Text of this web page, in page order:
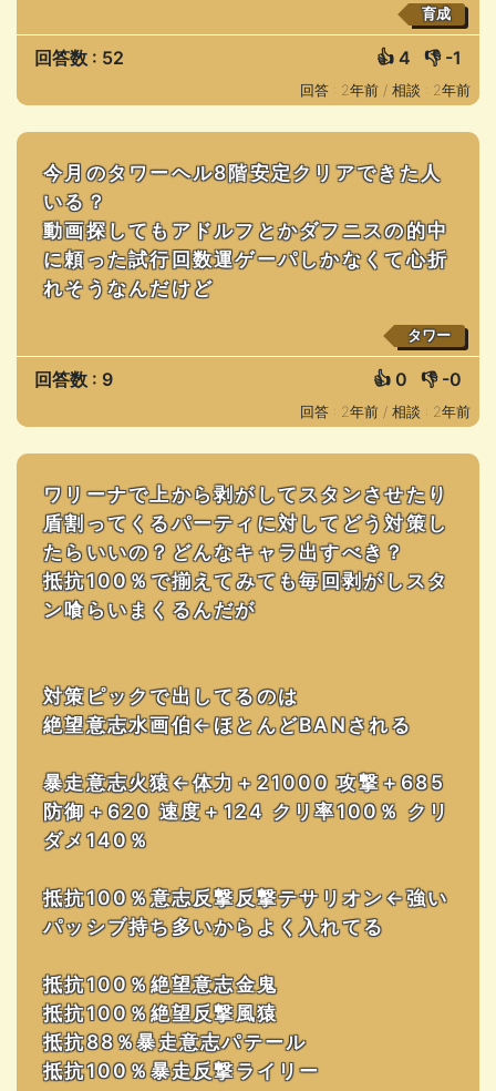
育成
回答数 : 52 👍 4 👎 -1
回答 : 2年前 / 相談 : 2年前
今月のタワーヘル8階安定クリアできた人
いる？
動画探してもアドルフとかダフニスの的中
に頼った試行回数運ゲーパしかなくて心折
れそうなんだけど
タワー
回答数 : 9 👍 0 👎 -0
回答 : 2年前 / 相談 : 2年前
ワリーナで上から剥がしてスタンさせたり
盾割ってくるパーティに対してどう対策し
たらいいの？どんなキャラ出すべき？
抵抗100％で揃えてみても毎回剥がしスタ
ン喰らいまくるんだが
対策ピックで出してるのは
絶望意志水画伯←ほとんどBANされる
暴走意志火猿←体力＋21000 攻撃＋685
防御＋620 速度＋124 クリ率100％ クリ
ダメ140％
抵抗100％意志反撃反撃テサリオン←強い
パッシブ持ち多いからよく入れてる
抵抗100％絶望意志金鬼
抵抗100％絶望反撃風猿
抵抗88％暴走意志パテール
抵抗100％暴走反撃ライリー